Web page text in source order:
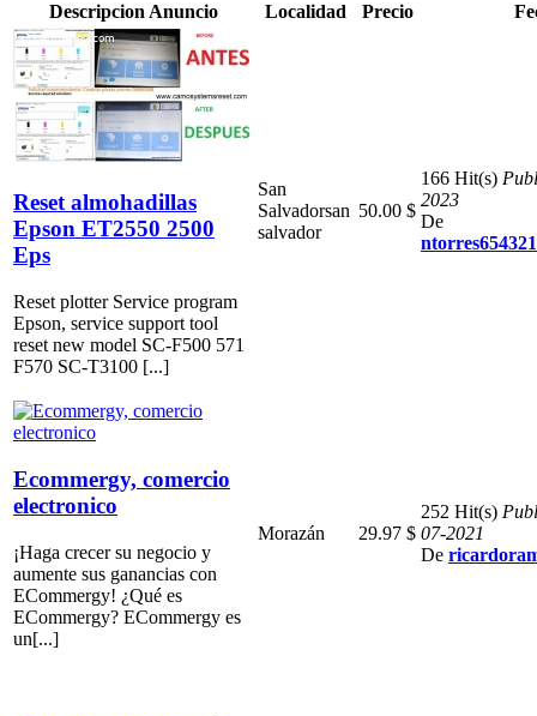
Descripcion Anuncio Localidad Precio
Reset almohadillas
Epson ET2550 2500
Eps
Reset plotter Service program
Epson, service support tool
reset new model SC-F500 571
F570 SC-T3100 [...]
San
Salvadorsan
salvador
50.00 $
166 Hit(s)
2023
De
Ecommergy, comercio
electronico
¡Haga crecer su negocio y
aumente sus ganancias con
ECommergy! ¿Qué es
ECommergy? ECommergy es
un[...]
Morazán 29.97 $
252 Hit(s)
07-2021
De